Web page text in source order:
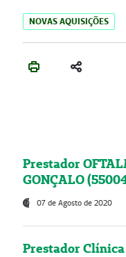
NOVAS AQUISIÇÕES
Prestador
GONÇALO
07 de Agosto de 2020
Prestador